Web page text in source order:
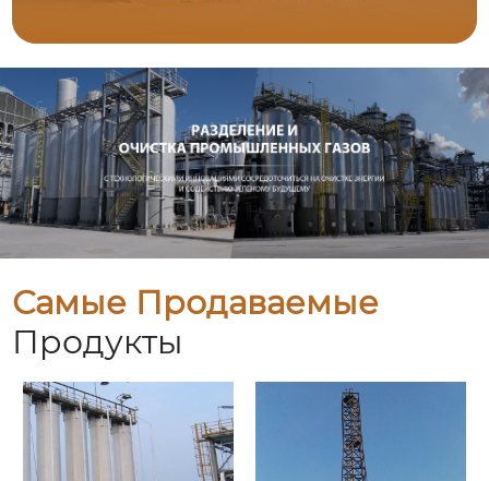
Самые Продаваемые
Продукты